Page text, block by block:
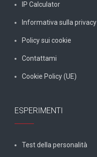
IP Calculator
Informativa sulla privacy
Policy sui cookie
Contattami
Cookie Policy (UE)
ESPERIMENTI
Test della personalità